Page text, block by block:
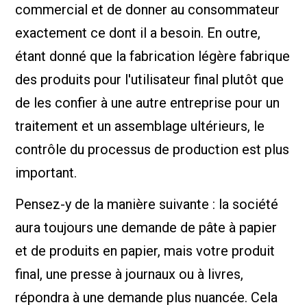
commercial et de donner au consommateur
exactement ce dont il a besoin. En outre,
étant donné que la fabrication légère fabrique
des produits pour l'utilisateur final plutôt que
de les confier à une autre entreprise pour un
traitement et un assemblage ultérieurs, le
contrôle du processus de production est plus
important.
Pensez-y de la manière suivante : la société
aura toujours une demande de pâte à papier
et de produits en papier, mais votre produit
final, une presse à journaux ou à livres,
répondra à une demande plus nuancée. Cela